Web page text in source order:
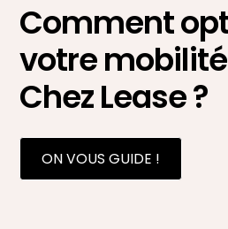
Comment
votre
Chez Lease ?
ON VOUS GUIDE !